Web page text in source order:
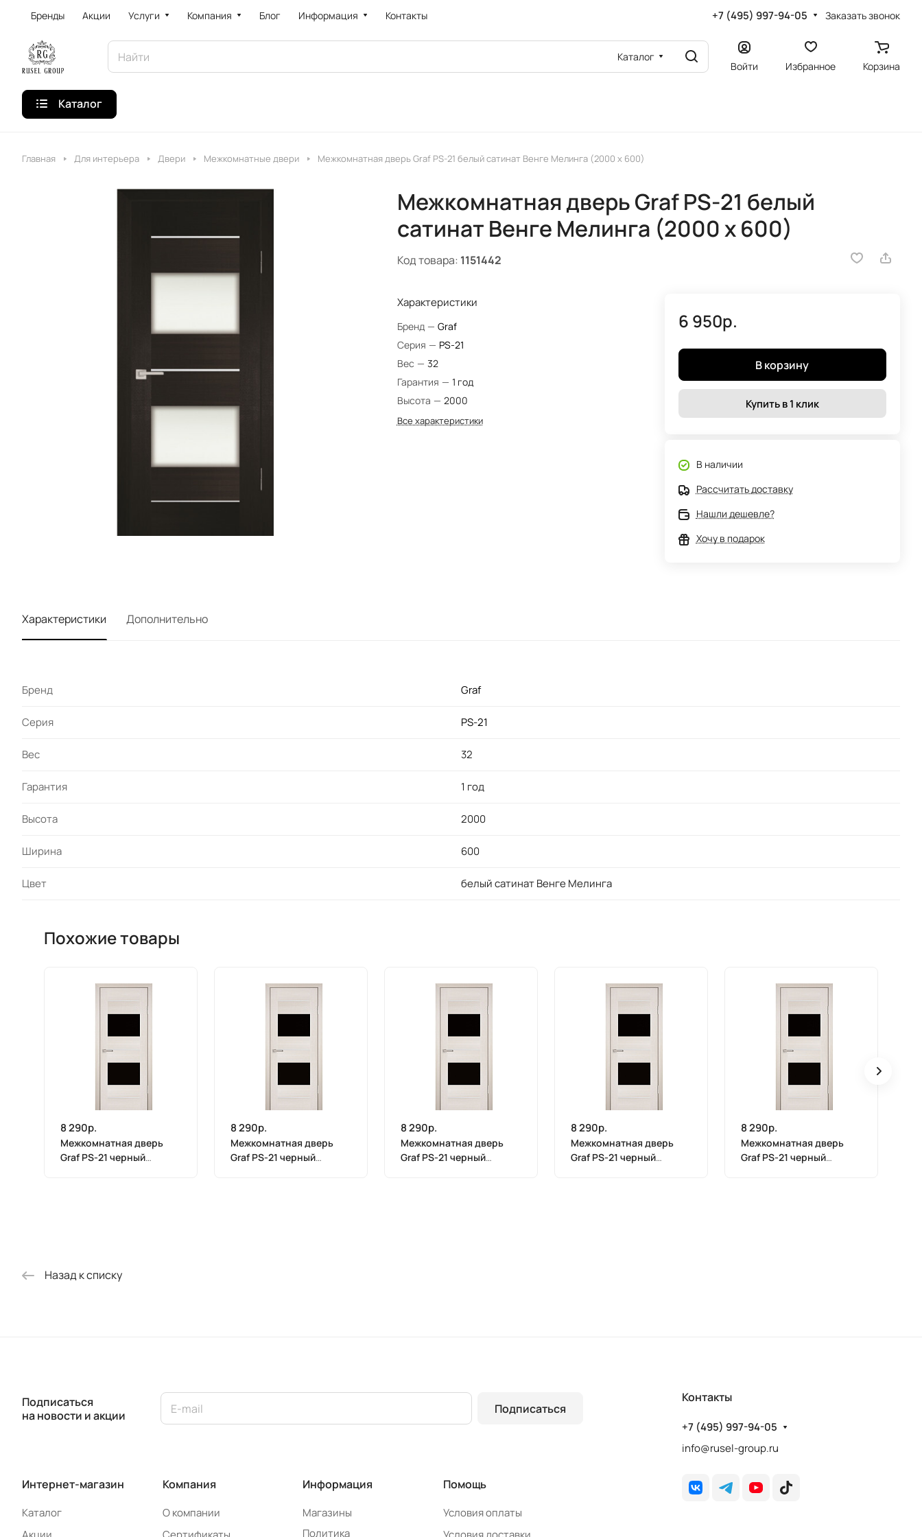
Бренды Акции Услуги Компания Блог Информация Контакты +7 (495) 997-94-05 Заказать звонок
Каталог
Войти Избранное Корзина
Каталог
Главная Для интерьера Двери Межкомнатные двери Межкомнатная дверь Graf PS-21 белый сатинат Венге Мелинга (2000 х 600)
Межкомнатная дверь Graf PS-21 белый
сатинат Венге Мелинга (2000 х 600)
Код товара: 1151442
Характеристики
Бренд — Graf
Серия — PS-21
Вес — 32
Гарантия — 1 год
Высота — 2000
Все характеристики
6 950р.
В корзину
Купить в 1 клик
В наличии
Рассчитать доставку
Нашли дешевле?
Хочу в подарок
Характеристики Дополнительно
Бренд Graf
Серия PS-21
Вес 32
Гарантия 1 год
Высота 2000
Ширина 600
Цвет белый сатинат Венге Мелинга
Похожие товары
8 290р.
Межкомнатная дверь
Graf PS-21 черный
8 290р.
Межкомнатная дверь
Graf PS-21 черный
8 290р.
Межкомнатная дверь
Graf PS-21 черный
8 290р.
Межкомнатная дверь
Graf PS-21 черный
8 290р.
Межкомнатная дверь
Graf PS-21 черный
Назад к списку
Подписаться
на новости и акции
Подписаться
Интернет-магазин
Каталог
Компания
О компании
Информация
Магазины
Политика
Помощь
Условия оплаты
Контакты
+7 (495) 997-94-05
info@rusel-group.ru